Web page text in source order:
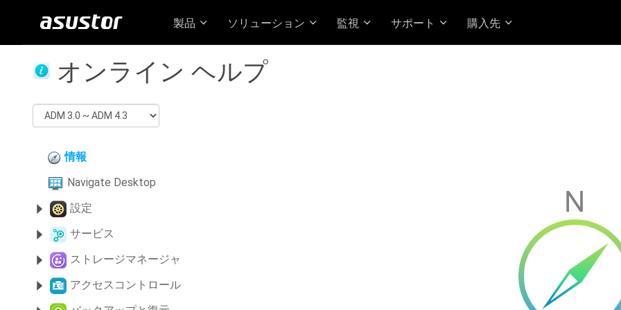
製品 ソリューション 監視 サポート 購入先
オンライン ヘルプ
情報
Navigate Desktop
設定
サービス
ストレージマネージャ
アクセスコントロール